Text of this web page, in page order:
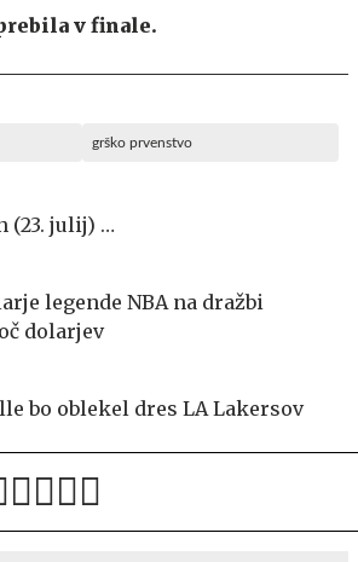
v finale.
grško prvenstvo
(23. julij) …
legende NBA na dražbi
dolarjev
bo oblekel dres LA Lakersov